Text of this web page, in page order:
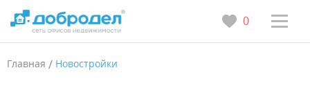
0
Главная / Новостройки